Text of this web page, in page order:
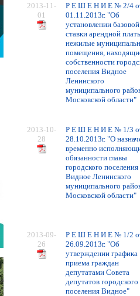
2013-11-
01
Р Е Ш Е Н И Е № 2/4
01.11.2013г. "Об
установлении базовой
ставки арендной
нежилые
помещения,
собственности
поселения Видное
Ленинского
муниципального
Московской области"
2013-10-
28
Р Е Ш Е Н И Е № 1/3
28.10.2013г. "О
временно
обязанности главы
городского поселения
Видное Ленинского
муниципального
Московской области"
2013-09-
26
Р Е Ш Е Н И Е № 1/2
26.09.2013г. "Об
утверждении графика
приема граждан
депутатами Совета
депутатов городского
поселения Видное"